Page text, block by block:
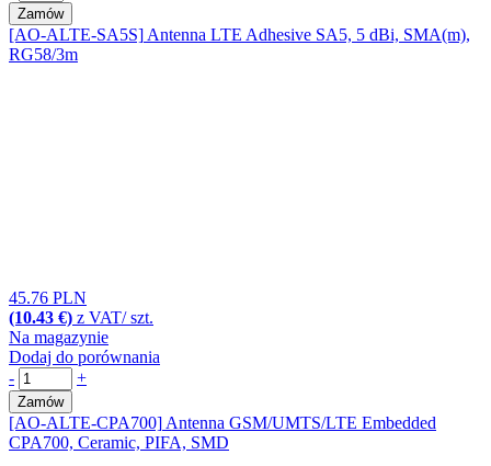
Zamów
[AO-ALTE-SA5S] Antenna LTE Adhesive SA5, 5 dBi, SMA(m),
RG58/3m
45.76 PLN
(10.43 €) z VAT/ szt.
Na magazynie
Dodaj do porównania
-
+
Zamów
[AO-ALTE-CPA700] Antenna GSM/UMTS/LTE Embedded
CPA700, Ceramic, PIFA, SMD